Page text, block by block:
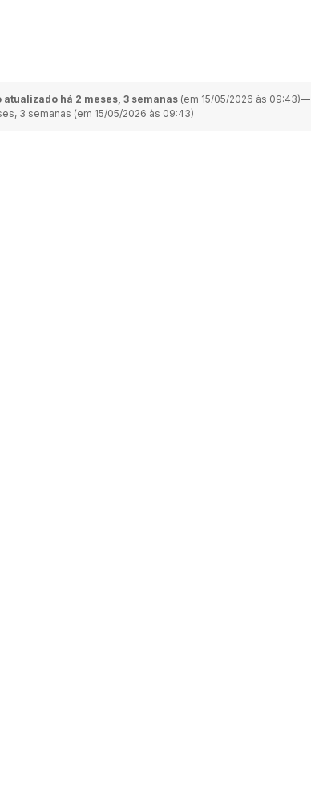
há 2 meses, 3 semanas (em 15/05/2026 às 09:43)—
3 semanas (em 15/05/2026 às 09:43)